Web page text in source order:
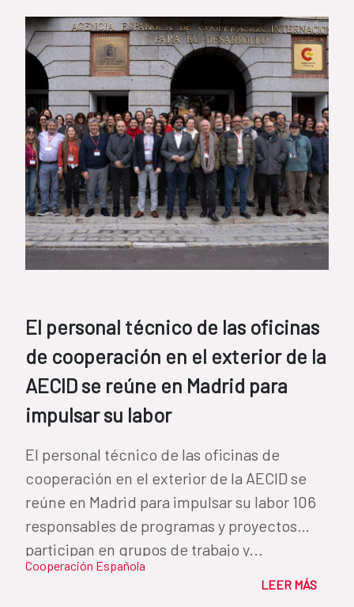
El personal técnico de las oficinas
de cooperación en el exterior de la
AECID se reúne en Madrid para
impulsar su labor
El personal técnico de las oficinas de
cooperación en el exterior de la AECID se
reúne en Madrid para impulsar su labor 106
responsables de programas y proyectos
participan en grupos de trabajo y...
Cooperación Española
LEER MÁS